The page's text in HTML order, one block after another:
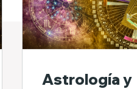
Astrología y